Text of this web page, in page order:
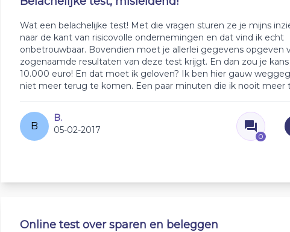
Wat een belachelijke test! Met die vragen sturen ze je mijns
naar de kant van risicovolle ondernemingen en dat vind ik echt
onbetrouwbaar. Bovendien moet je allerlei gegevens opgeven
zogenaamde resultaten van deze test krijgt. En dan zou je
10.000 euro! En dat moet ik geloven? Ik ben hier gauw
niet meer terug te komen. Een paar minuten die ik nooit meer
B
B.
05-02-2017
0
Online test over sparen en beleggen